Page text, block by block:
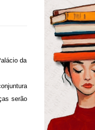
da
serão